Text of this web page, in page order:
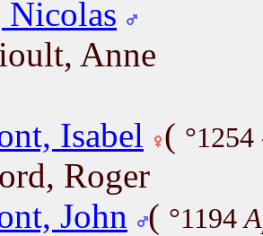
Anne
Isabel (
Roger
John
( °1194